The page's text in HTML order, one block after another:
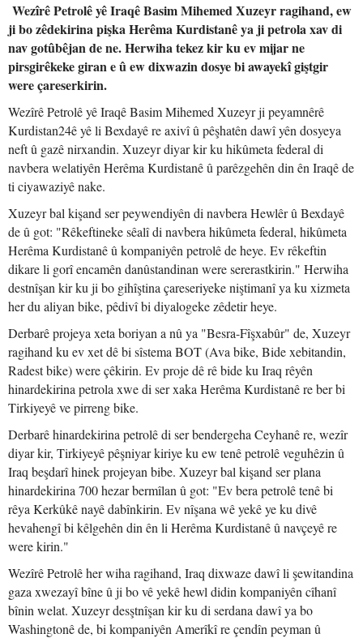
Wezîrê Petrolê yê Iraqê Basim Mihemed Xuzeyr ragihand, ew
ji bo zêdekirina pişka Herêma Kurdistanê ya ji petrola xav di
nav gotûbêjan de ne. Herwiha tekez kir ku ev mijar ne
pirsgirêkeke giran e û ew dixwazin dosye bi awayekî giştgir
were çareserkirin.
Wezîrê Petrolê yê Iraqê Basim Mihemed Xuzeyr ji peyamnêrê
Kurdistan24ê yê li Bexdayê re axivî û pêşhatên dawî yên dosyeya
neft û gazê nirxandin. Xuzeyr diyar kir ku hikûmeta federal di
navbera welatiyên Herêma Kurdistanê û parêzgehên din ên Iraqê de
ti ciyawaziyê nake.
Xuzeyr bal kişand ser peywendiyên di navbera Hewlêr û Bexdayê
de û got: "Rêkeftineke sêalî di navbera hikûmeta federal, hikûmeta
Herêma Kurdistanê û kompaniyên petrolê de heye. Ev rêkeftin
dikare li gorî encamên danûstandinan were sererastkirin." Herwiha
destnîşan kir ku ji bo gihîştina çareseriyeke niştimanî ya ku xizmeta
her du aliyan bike, pêdivî bi diyalogeke zêdetir heye.
Derbarê projeya xeta boriyan a nû ya "Besra-Fîşxabûr" de, Xuzeyr
ragihand ku ev xet dê bi sîstema BOT (Ava bike, Bide xebitandin,
Radest bike) were çêkirin. Ev proje dê rê bide ku Iraq rêyên
hinardekirina petrola xwe di ser xaka Herêma Kurdistanê re ber bi
Tirkiyeyê ve pirreng bike.
Derbarê hinardekirina petrolê di ser bendergeha Ceyhanê re, wezîr
diyar kir, Tirkiyeyê pêşniyar kiriye ku ew tenê petrolê veguhêzin û
Iraq beşdarî hinek projeyan bibe. Xuzeyr bal kişand ser plana
hinardekirina 700 hezar bermîlan û got: "Ev bera petrolê tenê bi
rêya Kerkûkê nayê dabînkirin. Ev nîşana wê yekê ye ku divê
hevahengî bi kêlgehên din ên li Herêma Kurdistanê û navçeyê re
were kirin."
Wezîrê Petrolê her wiha ragihand, Iraq dixwaze dawî li şewitandina
gaza xwezayî bîne û ji bo vê yekê hewl didin kompaniyên cîhanî
bînin welat. Xuzeyr desştnîşan kir ku di serdana dawî ya bo
Washingtonê de, bi kompaniyên Amerîkî re çendîn peyman û